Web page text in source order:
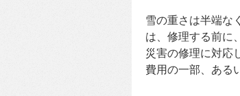
雪の重さは半端な
は、修理する前に
災害の修理に対応
費用の一部、ある